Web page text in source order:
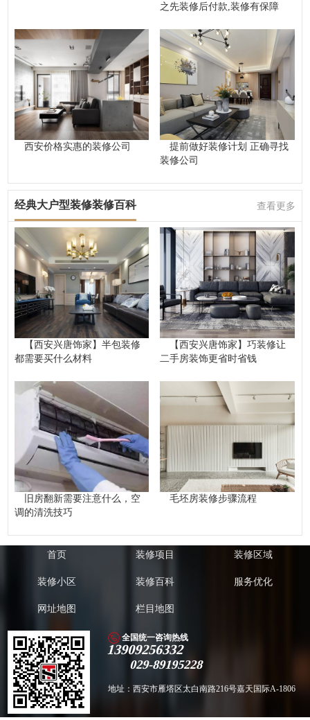
之先装修后付款,装修有保障
西安价格实惠的装修公司
提前做好装修计划 正确寻找
装修公司
经典大户型装修装修百科 查看更多
【西安兴唐饰家】半包装修
都需要买什么材料
【西安兴唐饰家】巧装修让
二手房装饰更省时省钱
旧房翻新需要注意什么，空
调的清洗技巧
毛坯房装修步骤流程
首页 装修项目 装修区域
装修小区 装修百科 服务优化
网址地图 栏目地图
全国统一咨询热线
13909256332
029-89195228
地址：西安市雁塔区太白南路216号嘉天国际A-1806